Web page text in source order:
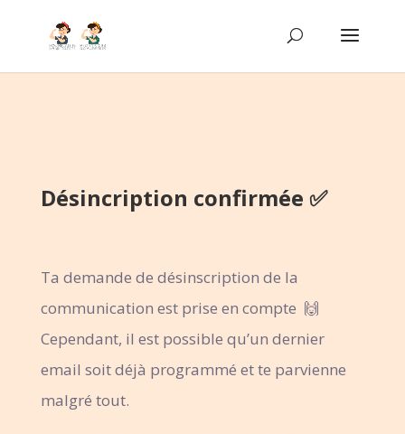
Désincription confirmée ✅
Ta demande de désinscription de la
communication est prise en compte 🙌
Cependant, il est possible qu’un dernier
email soit déjà programmé et te parvienne
malgré tout.